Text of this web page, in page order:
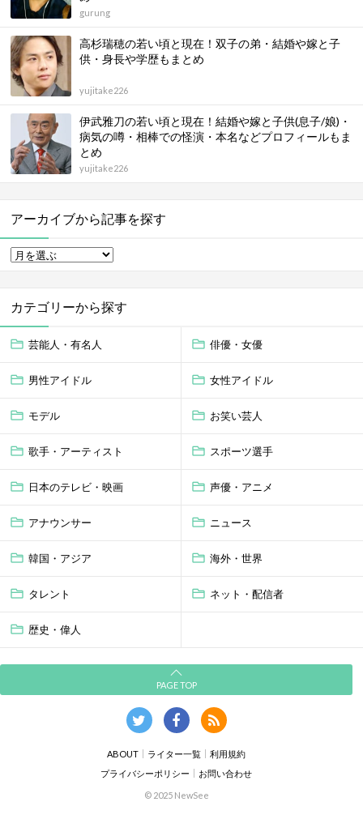
gurung
高杉瑞穂の若い頃と現在！双子の弟・結婚や嫁と子
供・身長や学歴もまとめ
yujitake226
伊武雅刀の若い頃と現在！結婚や嫁と子供(息子/娘)・
病気の噂・相棒での怪演・本名などプロフィールもま
とめ
yujitake226
アーカイブから記事を探す
カテゴリーから探す
芸能人・有名人 俳優・女優
男性アイドル 女性アイドル
モデル お笑い芸人
歌手・アーティスト スポーツ選手
日本のテレビ・映画 声優・アニメ
アナウンサー ニュース
韓国・アジア 海外・世界
タレント ネット・配信者
歴史・偉人
PAGE TOP
ABOUT ライター一覧
利用規約
プライバシーポリシー
お問い合わせ
© 2025 NewSee